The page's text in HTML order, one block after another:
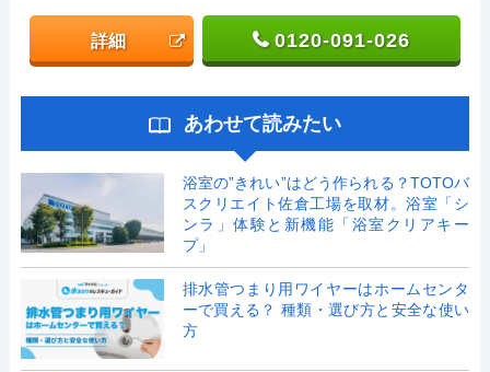
詳細 0120-091-026
あわせて読みたい
浴室の”きれい”はどう作られる？TOTOバ
スクリエイト佐倉工場を取材。浴室「シ
ンラ」体験と新機能「浴室クリアキー
プ」
排水管つまり用ワイヤーはホームセンタ
ーで買える？ 種類・選び方と安全な使い
方